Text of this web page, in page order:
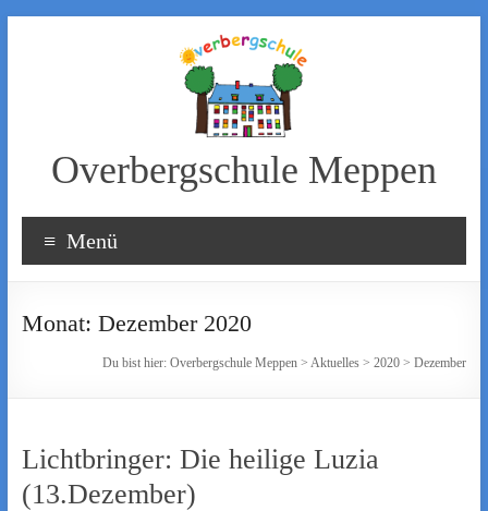
Overbergschule Meppen
Menü
Monat: Dezember 2020
Du bist hier:Overbergschule Meppen >Aktuelles >2020 >Dezember
Lichtbringer: Die heilige Luzia
(13.Dezember)